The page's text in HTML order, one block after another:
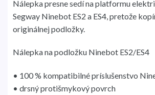
Nálepka presne sedí na platformu
Segway Ninebot ES2 a ES4, pretože
originálnej podložky.
Nálepka na podložku Ninebot ES2/ES4
• 100 % kompatibilné príslušenstvo
• drsný protišmykový povrch